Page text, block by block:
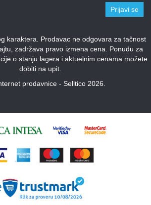
Prijavi se
karaktera. Prodavac ne odgovara za tačnost
zadržava pravo izmena cena. Ponudu za
o stanju lagera i aktuelnim cenama možete
dobiti na upit.
prodavnice - Selltico 2026.